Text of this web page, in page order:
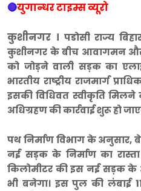
🔴युगान्धर टाइम्स व्यूरो
कुशीनगर । पडोसी राज्य
कुशीनगर के बीच आवागमन और
को जोड़ने वाली सड़क का
भारतीय राष्ट्रीय राजमार्ग
इसकी विधिवत स्वीकृति मिलने
अधिग्रहण की कार्रवाई शुरू हो
पथ निर्माण विभाग के
नई सड़क के निर्माण का
किलोमीटर की इस नई सड़क
भी बनेगा। इस पुल की लंबाई